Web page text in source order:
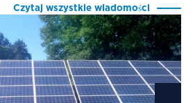
Czytaj wszystkie wiadomości